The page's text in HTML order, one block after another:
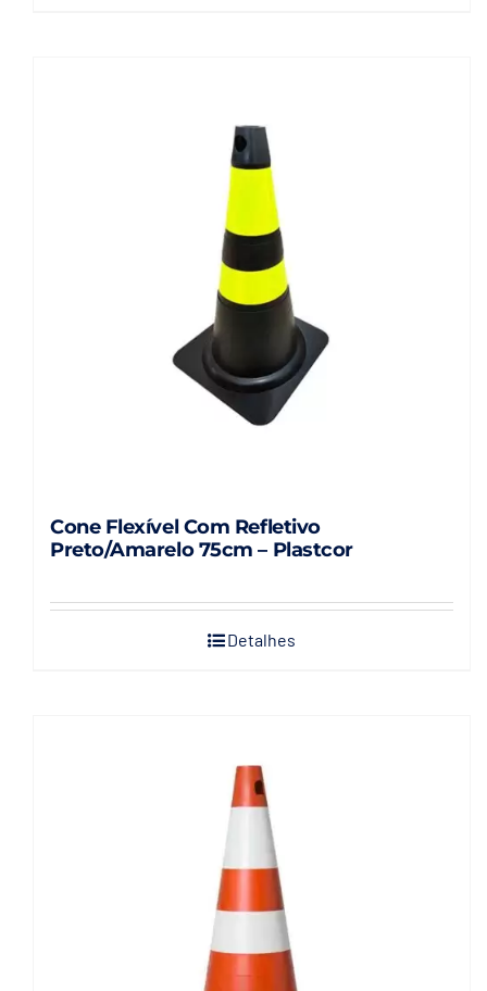
Cone Flexível Com Refletivo
Preto/Amarelo 75cm – Plastcor
Detalhes